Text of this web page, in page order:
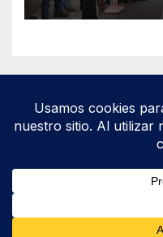
Funciona gracias a